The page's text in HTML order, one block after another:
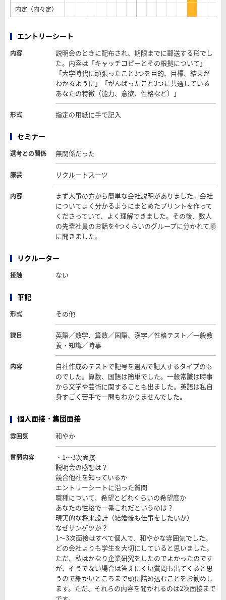
内定（内々定）
エントリーシート
内容
説明会のときに配布され、期限までに郵送する形でし
た。内容は「キャッチコピーとその根拠について」
「大学時代に頑張ったこと3つを目的、目標、結果が
わかるように」「がんばったこと3つに共通している
あなたの特徴（能力、意欲、性格など）」
形式 指定の用紙に手で記入
セミナー
選考との関係 無関係だった
服装 リクルートスーツ
内容
まず人事の方から簡単な会社説明がありました。会社
についてよく分かるようにまとめたプリントを作って
くださっていて、よく理解できました。その後、数人
の先輩社員のお話を4つくらいのグループに分かれて順
に聞きました。
リクルーター
接触 ない
筆記
形式 その他
課目
英語／数学、算数／国語、漢字／性格テスト／一般教
養・知識／時事
内容
自社作成のテストで記号を選んで記入するタイプのも
のでした。算数、国語は簡単でした。一般常識は時事
から文学や芸術に関することも出ました。英語は私自
身すごく苦手で一問もわかりませんでした。
個人面接・集団面接
雰囲気 和やか
質問内容
・1～3次面接
説明会の感想は？
競合他社を知っているか
エントリーシートに沿った質問
職種について、希望とどれくらいの希望度か
あなたの性格で一番これだというのは？
現実的な将来設計（結婚後も仕事をしたいか）
なぜサンゲツか？
1～3次面接はすべて個人で、和やかな雰囲気でした。
どの会社よりも学生を大切にしていると思いました。
ただ、私はかなり企業研究をしたのでよかったのです
が、そうでない場合は答えにくい質問も出てくると思
うので細かいところまで頭に詰め込むことをお勧めし
ます。ただ、それらの内容を聞かれるのは2次面接まで
です。